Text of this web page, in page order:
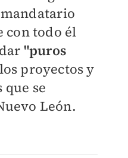
con todo él
"puros
proyectos y
que se
León.